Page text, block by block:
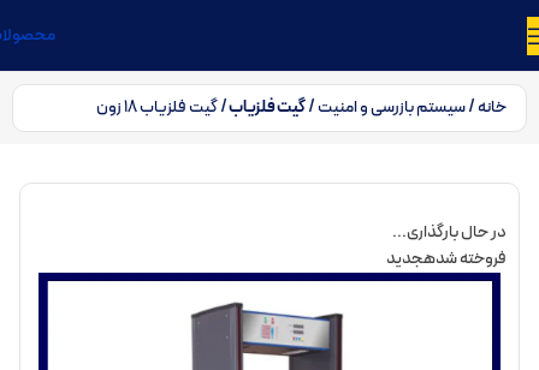
خانه سیستم بازرسی و امنیت گیت فلزیاب گیت فلزیاب 18 زون
در حال بارگذاری...
فروخته شدهجدید